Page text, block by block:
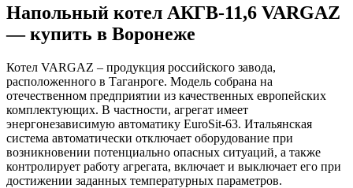
Напольный котел АКГВ-11,6 VARGAZ
— купить в Воронеже
Котел VARGAZ – продукция российского завода,
расположенного в Таганроге. Модель собрана на
отечественном предприятии из качественных европейских
комплектующих. В частности, агрегат имеет
энергонезависимую автоматику EuroSit-63. Итальянская
система автоматически отключает оборудование при
возникновении потенциально опасных ситуаций, а также
контролирует работу агрегата, включает и выключает его при
достижении заданных температурных параметров.